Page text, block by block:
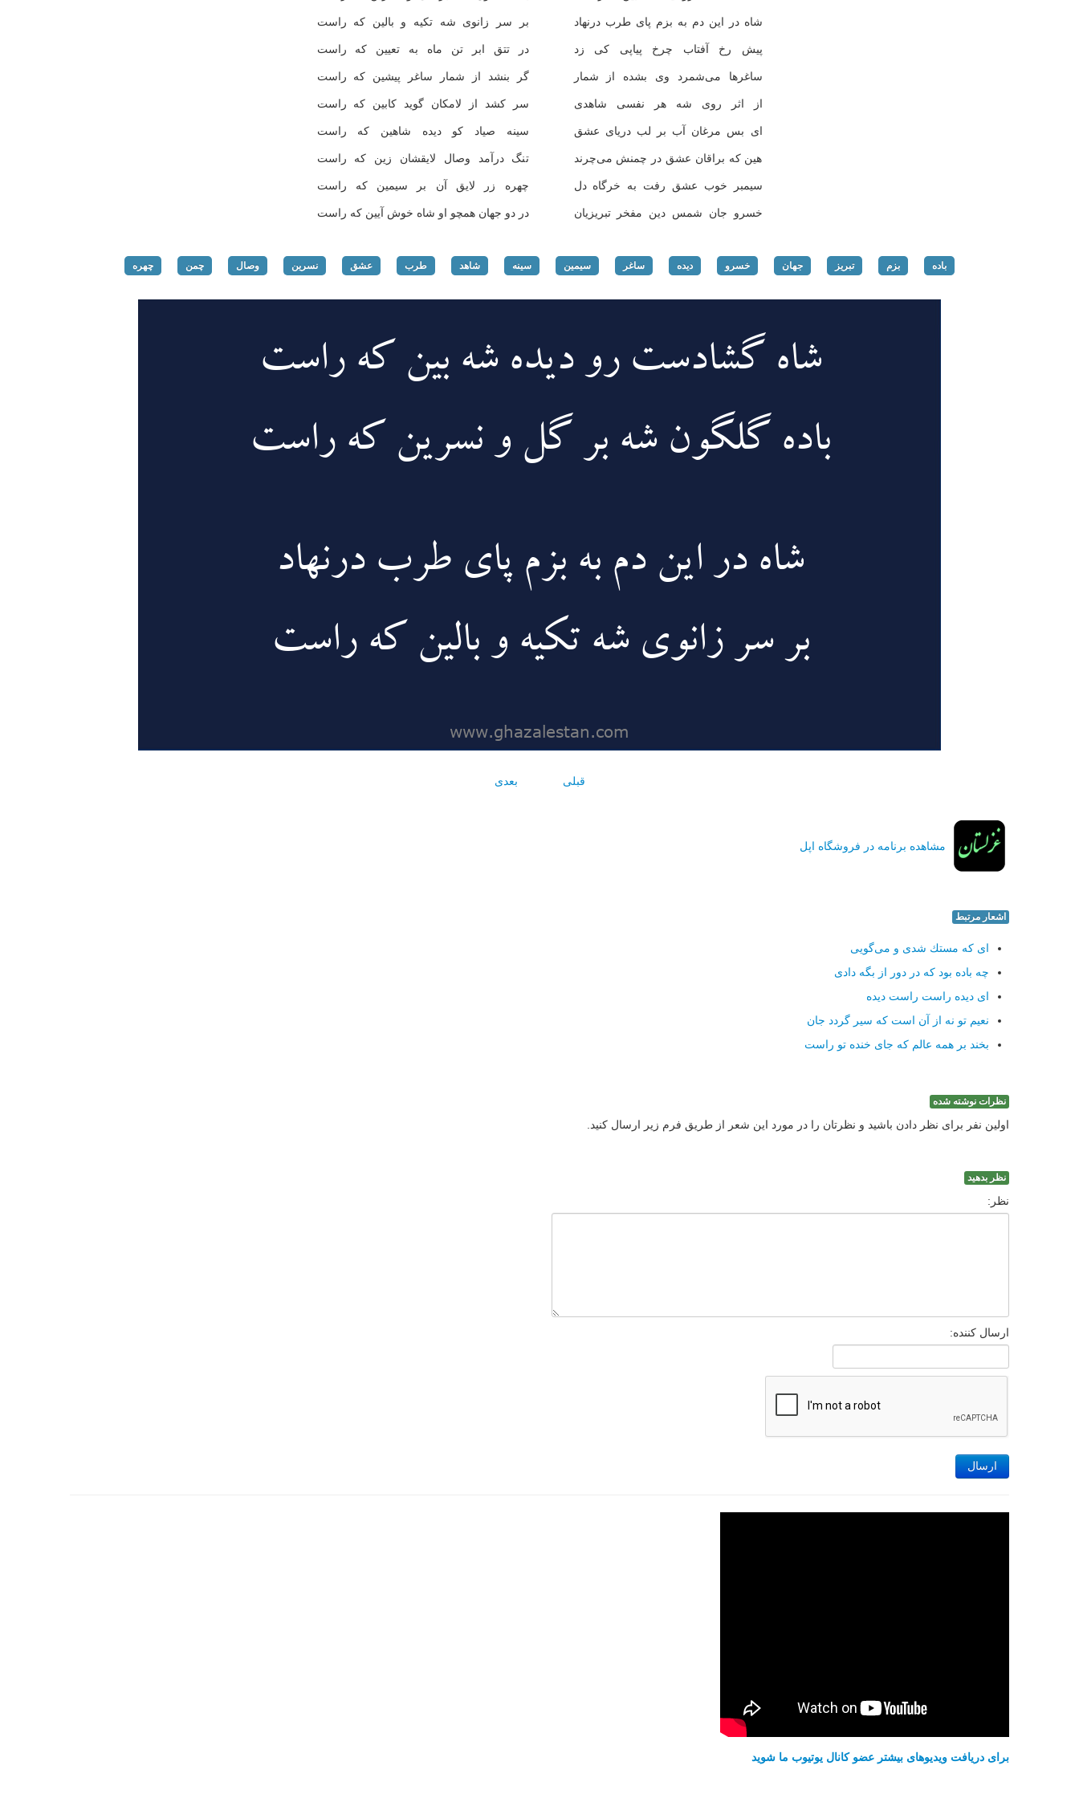
شاه در این دم به بزم پای طرب درنهاد بر سر زانوی شه تكیه و بالین كه راست
پیش رخ آفتاب چرخ پیاپی كی زد در تتق ابر تن ماه به تعیین كه راست
ساغرها می‌شمرد وی بشده از شمار گر بنشد از شمار ساغر پیشین كه راست
از اثر روی شه هر نفسی شاهدی سر كشد از لامكان گوید كابین كه راست
ای بس مرغان آب بر لب دریای عشق سینه صیاد كو دیده شاهین كه راست
هین كه براقان عشق در چمنش می‌چرند تنگ درآمد وصال لایقشان زین كه راست
سیمبر خوب عشق رفت به خرگاه دل چهره زر لایق آن بر سیمین كه راست
خسرو جان شمس دین مفخر تبریزیان در دو جهان همچو او شاه خوش آیین كه راست
باده بزم تبریز جهان خسرو دیده ساغر سیمین سینه شاهد طرب عشق نسرین وصال چمن چهره
قبلی بعدی
مشاهده برنامه در فروشگاه اپل
اشعار مرتبط
ای كه مستك شدی و می‌گویی
چه باده بود كه در دور از بگه دادی
ای دیده راست راست دیده
نعیم تو نه از آن است كه سیر گردد جان
بخند بر همه عالم كه جای خنده تو راست
نظرات نوشته شده
اولین نفر برای نظر دادن باشید و نظرتان را در مورد این شعر از طریق فرم زیر ارسال کنید.
نظر بدهید
نظر:
ارسال کننده:
ارسال
برای دریافت ویدیوهای بیشتر عضو کانال یوتیوب ما شوید